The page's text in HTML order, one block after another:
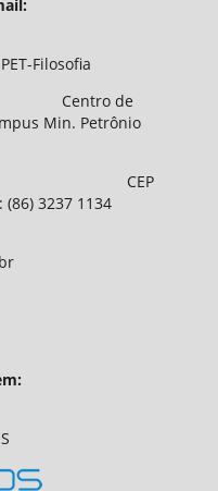
Filosofia
de
Min. Petrônio
(86) 3237 1134